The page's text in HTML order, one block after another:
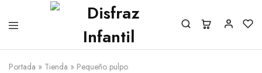
Portada » Tienda » Pequeño pulpo